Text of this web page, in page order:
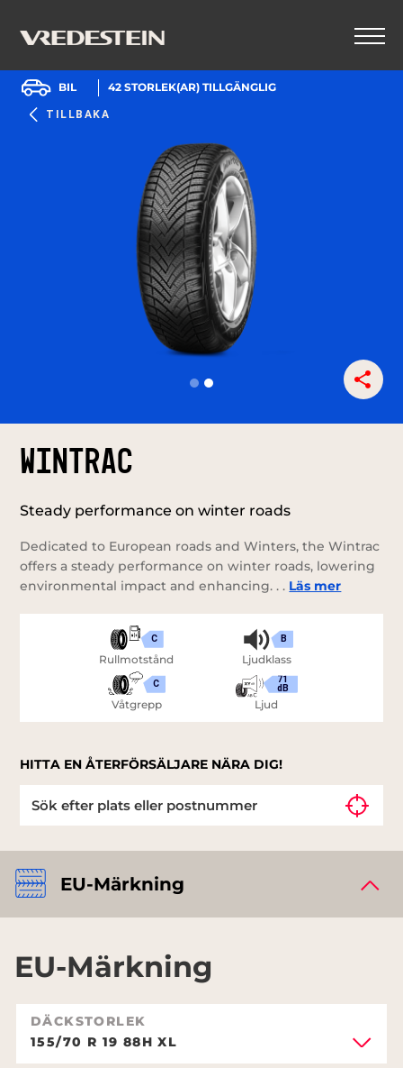
TILLBAKA
BIL 42 STORLEK(AR) TILLGÄNGLIG
WINTRAC
Steady performance on winter roads
Dedicated to European roads and Winters, the Wintrac
offers a steady performance on winter roads, lowering
environmental impact and enhancing. . . Läs mer
C
Rullmotstånd
C
Våtgrepp
B
Ljudklass
71
dB
Ljud
HITTA EN ÅTERFÖRSÄLJARE NÄRA DIG!
EU-Märkning
EU-Märkning
DÄCKSTORLEK
155/70 R 19 88H XL